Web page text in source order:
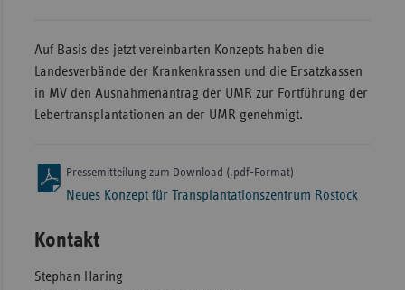
Auf Basis des jetzt vereinbarten Konzepts haben die
Landesverbände der Krankenkrassen und die Ersatzkassen
in MV den Ausnahmenantrag der UMR zur Fortführung der
Lebertransplantationen an der UMR genehmigt.
Pressemitteilung zum Download (.pdf-Format)
Neues Konzept für Transplantationszentrum Rostock
Kontakt
Stephan Haring